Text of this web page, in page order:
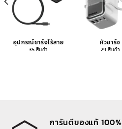
อุปกรณ์ชาร์จไร้สาย
35 สินค้า
หัวชาร์จ
29 สินค้า
การันตีของแท้ 100%